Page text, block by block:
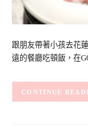
跟朋友帶著小孩去花
遠的餐廳吃頓飯，在
CONTINUE